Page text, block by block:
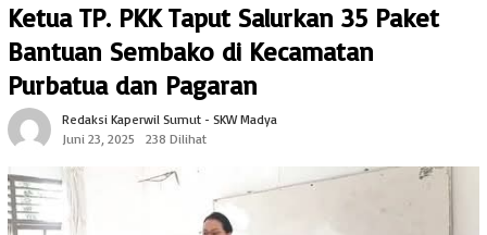
Ketua TP. PKK Taput Salurkan 35 Paket
Bantuan Sembako di Kecamatan
Purbatua dan Pagaran
Redaksi Kaperwil Sumut - SKW Madya
Juni 23, 2025
238 Dilihat